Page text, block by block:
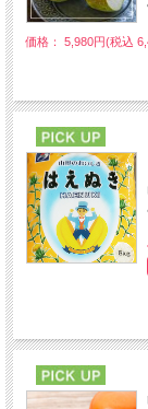
価格： 5,980円(税込